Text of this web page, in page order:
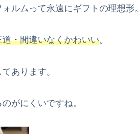
ルムって永遠にギフトの理想形。
・間違いなくかわいい。
あります。
がにくいですね。